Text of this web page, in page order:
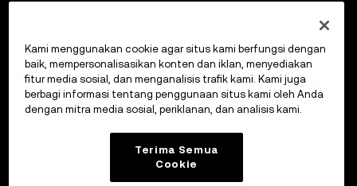
Kalkulator kripto
Lakukan Trading
Kami menggunakan cookie agar situs kami berfungsi dengan
baik, mempersonalisasikan konten dan iklan, menyediakan
fitur media sosial, dan menganalisis trafik kami. Kami juga
berbagi informasi tentang penggunaan situs kami oleh Anda
dengan mitra media sosial, periklanan, dan analisis kami.
Terima Semua
Cookie